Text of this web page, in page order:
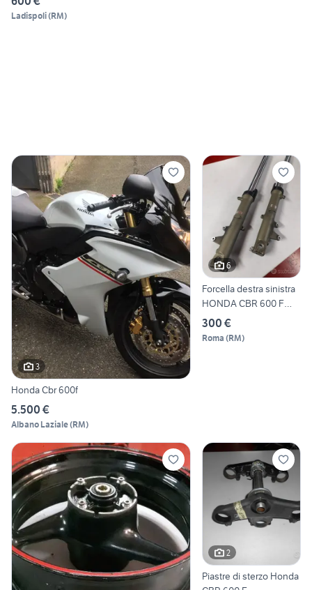
Ladispoli(RM)
3
Honda Cbr 600f
5.500 €
Albano Laziale(RM)
6
Forcella destra sinistra
HONDA CBR 600 F
2006
300 €
Roma (RM)
2
Piastre di sterzo Honda